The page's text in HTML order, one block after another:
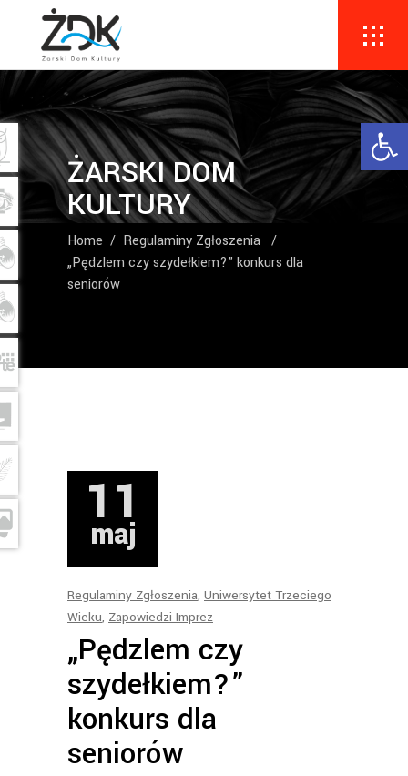
ŻARSKI DOM
KULTURY
Home / Regulaminy Zgłoszenia /
„Pędzlem czy szydełkiem?” konkurs dla
seniorów
11
maj
Regulaminy Zgłoszenia, Uniwersytet Trzeciego
Wieku, Zapowiedzi Imprez
„Pędzlem czy
szydełkiem?”
konkurs dla
seniorów